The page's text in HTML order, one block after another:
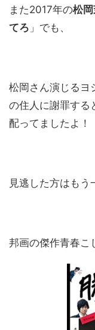
また2017年の松
てろ 」でも、
松岡さん演じるヨ
の住人に謝罪する
配ってましたよ！
見逃した方はもう
邦画の傑作青春こ